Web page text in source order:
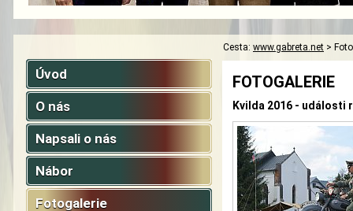
Cesta: www.gabreta.net >
Úvod
O nás
Napsali o nás
Nábor
Fotogalerie
FOTOGALERIE
Kvilda 2016 - události